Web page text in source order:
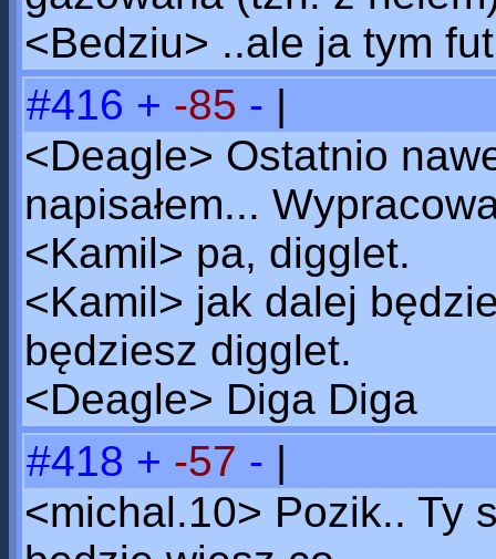
<Bedziu> ..ale ja tym
#416 + -85 - |
<Deagle> Ostatnio
napisałem...
<Kamil> pa, digglet.
<Kamil> jak dalej
będziesz digglet.
<Deagle> Diga Diga
#418 + -57 - |
<michal.10> Pozik.. Ty